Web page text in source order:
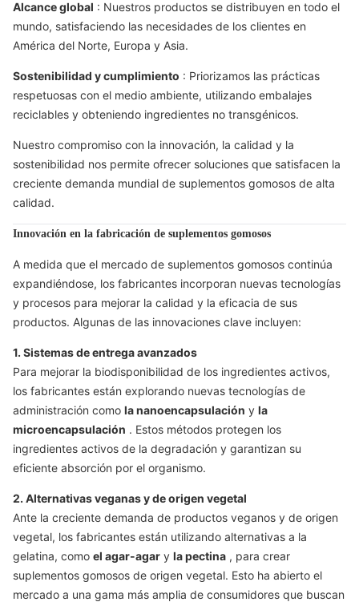
Alcance global : Nuestros productos se distribuyen en todo el
mundo, satisfaciendo las necesidades de los clientes en
América del Norte, Europa y Asia.
Sostenibilidad y cumplimiento : Priorizamos las prácticas
respetuosas con el medio ambiente, utilizando embalajes
reciclables y obteniendo ingredientes no transgénicos.
Nuestro compromiso con la innovación, la calidad y la
sostenibilidad nos permite ofrecer soluciones que satisfacen la
creciente demanda mundial de suplementos gomosos de alta
calidad.
Innovación en la fabricación de suplementos gomosos
A medida que el mercado de suplementos gomosos continúa
expandiéndose, los fabricantes incorporan nuevas tecnologías
y procesos para mejorar la calidad y la eficacia de sus
productos. Algunas de las innovaciones clave incluyen:
1. Sistemas de entrega avanzados
Para mejorar la biodisponibilidad de los ingredientes activos,
los fabricantes están explorando nuevas tecnologías de
administración como la nanoencapsulación y la
microencapsulación . Estos métodos protegen los
ingredientes activos de la degradación y garantizan su
eficiente absorción por el organismo.
2. Alternativas veganas y de origen vegetal
Ante la creciente demanda de productos veganos y de origen
vegetal, los fabricantes están utilizando alternativas a la
gelatina, como el agar-agar y la pectina , para crear
suplementos gomosos de origen vegetal. Esto ha abierto el
mercado a una gama más amplia de consumidores que buscan